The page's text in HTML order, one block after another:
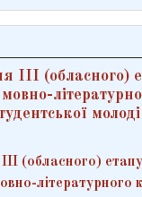
ІІІ (обласного)
(обласного)
літературного